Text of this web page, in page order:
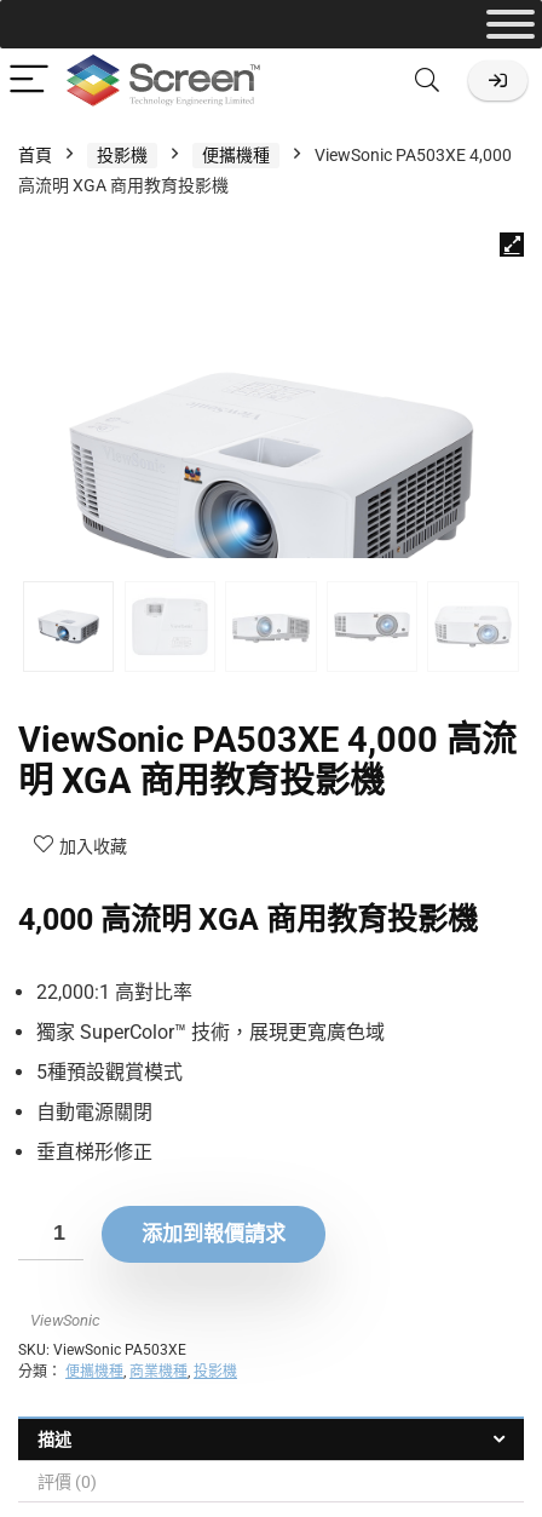
首頁 投影機 便攜機種
ViewSonic PA503XE 4,000
高流明 XGA 商用教育投影機
ViewSonic PA503XE 4,000 高流
明 XGA 商用教育投影機
加入收藏
4,000 高流明 XGA 商用教育投影機
22,000:1 高對比率
獨家 SuperColor™ 技術，展現更寬廣色域
5種預設觀賞模式
自動電源關閉
垂直梯形修正
添加到報價請求
ViewSonic
SKU: ViewSonic PA503XE
分類： 便攜機種, 商業機種, 投影機
描述
評價 (0)